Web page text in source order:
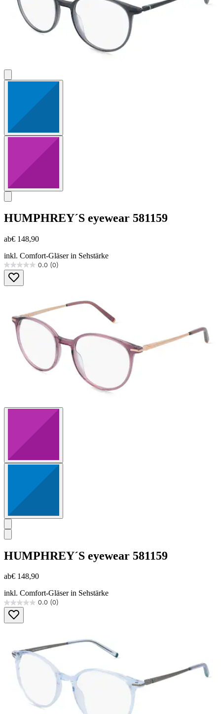
HUMPHREY´S eyewear 581159
ab€ 148,90
inkl. Comfort-Gläser in Sehstärke
0.0 (0)
0.0
von
5
HUMPHREY´S eyewear 581159
ab€ 148,90
inkl. Comfort-Gläser in Sehstärke
0.0 (0)
0.0
von
5